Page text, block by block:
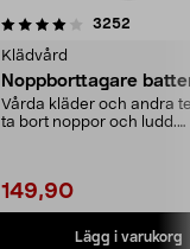
3252
Klädvård
Noppborttagare
Vårda kläder och andra
ta bort noppor och ludd.
149,90
Lägg i varukorg
4.5av 5 stjärnor